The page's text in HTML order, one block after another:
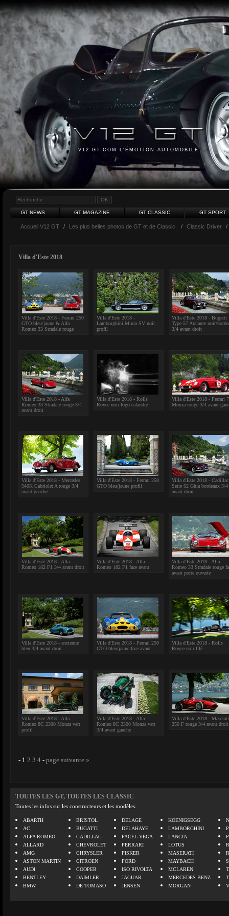
V12 GT.COM L'ÉMOTION AUTOMOBILE
GT NEWS GT MAGAZINE GT CLASSIC GT SPORT
Accueil V12 GT / Les plus belles photos de GT et de Classic. / Classic Driver /
Villa d'Este 2018
Villa d'Este 2018 - Ferrari 250
GTO bleu/jaune & Alfa
Romeo 33 Stradale rouge
Villa d'Este 2018 -
Lamborghini Miura SV noir
profil
Villa d'Este 2018 - Bugatti
Type 57 Atalante noir/
3/4 avant droit
Villa d'Este 2018 - Alfa
Romeo 33 Stradale rouge 3/4
avant droit
Villa d'Este 2018 - Rolls
Royce noir logo calandre
Villa d'Este 2018 - Ferrari
Monza rouge 3/4 avant
Villa d'Este 2018 - Mercedes
540K Cabriolet A rouge 3/4
avant gauche
Villa d'Este 2018 - Ferrari 250
GTO bleu/jaune profil
Villa d'Este 2018 - Cadillac
Serie 62 Ghia bordeaux 3/4
avant droit
Villa d'Este 2018 - Alfa
Romeo 182 F1 3/4 avant droit
Villa d'Este 2018 - Alfa
Romeo 182 F1 face avant
Villa d'Este 2018 - Alfa
Romeo 33 Stradale rouge
avant porte ouverte
Villa d'Este 2018 - ancienne
bleu 3/4 avant droit
Villa d'Este 2018 - Ferrari 250
GTO bleu/jaune face avant
Villa d'Este 2018 - Rolls
Royce noir filé
Villa d'Este 2018 - Alfa
Romeo 8C 2300 Monza vert
profil
Villa d'Este 2018 - Alfa
Romeo 8C 2300 Monza vert
3/4 avant gauche
Villa d'Este 2018 - Maserati
250 F rouge 3/4 avant droit
- 1 2 3 4 - page suivante »
TOUTES LES GT, TOUTES LES CLASSIC
Toutes les infos sur les constructeurs et les modèles.
ABARTH
AC
ALFA ROMEO
ALLARD
AMG
ASTON MARTIN
AUDI
BENTLEY
BMW
BRISTOL
BUGATTI
CADILLAC
CHEVROLET
CHRYSLER
CITROEN
COOPER
DAIMLER
DE TOMASO
DELAGE
DELAHAYE
FACEL VEGA
FERRARI
FISKER
FORD
ISO RIVOLTA
JAGUAR
JENSEN
KOENIGSEGG
LAMBORGHINI
LANCIA
LOTUS
MASERATI
MAYBACH
MCLAREN
MERCEDES BENZ
MORGAN